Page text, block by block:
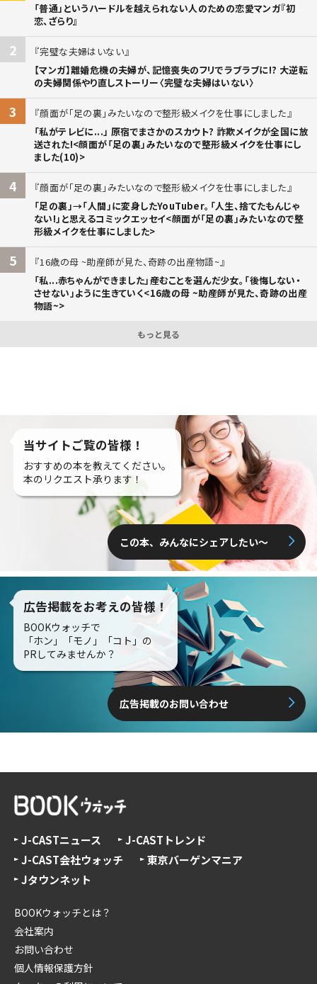
「普通」というハードルを越えられない人のための恋愛マンガ『初
恋、ざらり』
2
完璧な夫婦はいない
【マンガ】離婚危機の夫婦が、記憶喪失のフリでラブラブに!? 大逆転
の夫婦関係やり直しストーリー〈完璧な夫婦はいない〉
3
顔面が「足の裏」みたいなので整形級メイクを仕事にしました
「私がテレビに...」 原宿でまさかのスカウト? 詐欺メイクが全国に放
送された!<顔面が「足の裏」みたいなので整形級メイクを仕事にし
ました(10)>
4
顔面が「足の裏」みたいなので整形級メイクを仕事にしました
「足の裏」→「人間」に変身したYouTuber。「人生、捨てたもんじゃ
ない!」と思えるコミックエッセイ<顔面が「足の裏」みたいなので整
形級メイクを仕事にしました>
5
16歳の母 ~助産師が見た、奇跡の出産物語~
「私...赤ちゃんができました」――産むことを選んだ少女。「後悔しない・
させない」ように生きていく<16歳の母 ~助産師が見た、奇跡の出産
物語~>
もっと見る
当サイトご覧の皆様！
おすすめの本を教えてください。
本のリクエスト承ります！
この本、みんなにシェアしたい〜
広告掲載をお考えの皆様！
BOOKウォッチで
「ホン」「モノ」「コト」の
PRしてみませんか？
広告掲載のお問い合わせ
J-CASTニュース
J-CASTトレンド
J-CAST会社ウォッチ
東京バーゲンマニア
Jタウンネット
BOOKウォッチとは？
会社案内
お問い合わせ
個人情報保護方針